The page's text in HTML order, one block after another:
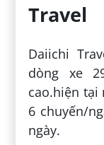
Travel
Daiichi
dòng xe
cao.hiện tại
6 chuyến/
ngày.